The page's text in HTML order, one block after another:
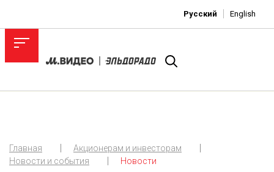
Русский English
Главная
Акционерам и инвесторам
Новости и события
Новости